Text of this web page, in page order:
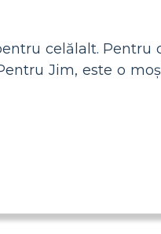
celălalt. Pentru
Jim, este o